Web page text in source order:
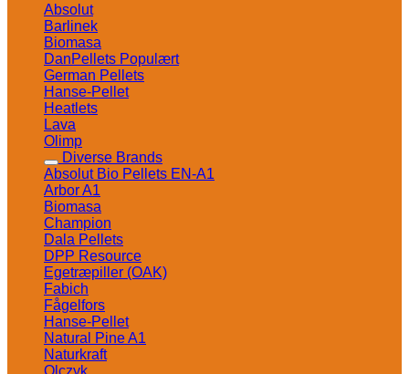
Absolut
Barlinek
Biomasa
DanPellets
German Pellets
Hanse-Pellet
Heatlets
Lava
Olimp
Diverse Brands
Absolut Bio Pellets EN-A1
Arbor A1
Biomasa
Champion
Dala Pellets
DPP Resource
Egetræpiller (OAK)
Fabich
Fågelfors
Hanse-Pellet
Natural Pine A1
Naturkraft
Olczyk